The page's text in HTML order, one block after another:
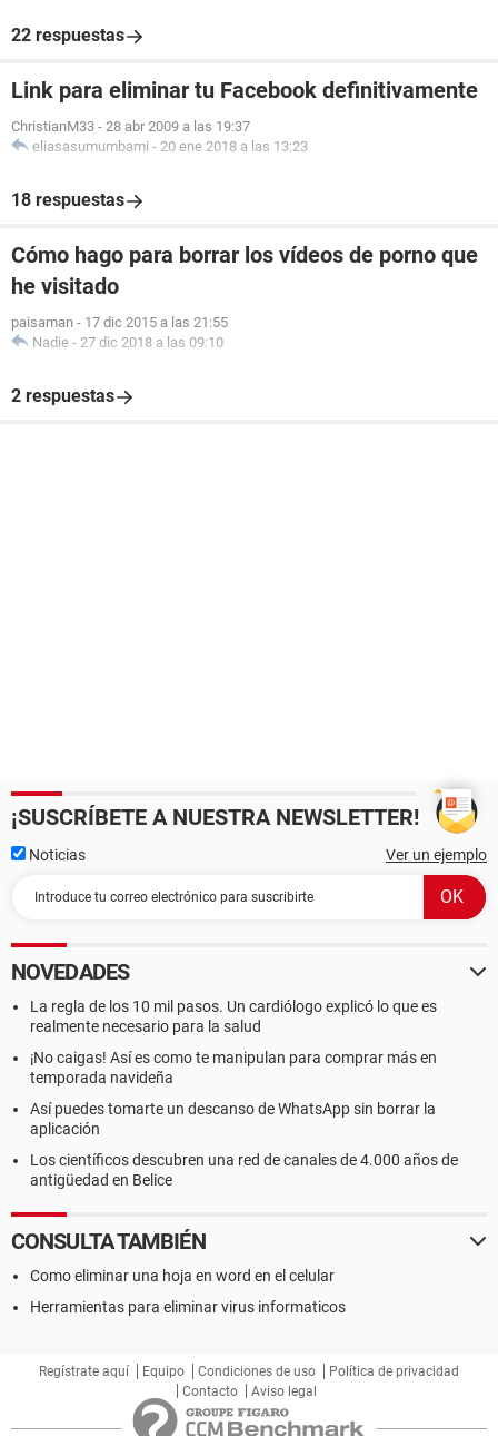
22 respuestas
Link para eliminar tu Facebook definitivamente
ChristianM33 - 28 abr 2009 a las 19:37
eliasasumumbami - 20 ene 2018 a las 13:23
18 respuestas
Cómo hago para borrar los vídeos de porno que
he visitado
paisaman - 17 dic 2015 a las 21:55
Nadie - 27 dic 2018 a las 09:10
2 respuestas
¡SUSCRÍBETE A NUESTRA NEWSLETTER!
Noticias Ver un ejemplo
NOVEDADES
La regla de los 10 mil pasos. Un cardiólogo explicó lo que es
realmente necesario para la salud
¡No caigas! Así es como te manipulan para comprar más en
temporada navideña
Así puedes tomarte un descanso de WhatsApp sin borrar la
aplicación
Los científicos descubren una red de canales de 4.000 años de
antigüedad en Belice
CONSULTA TAMBIÉN
Como eliminar una hoja en word en el celular
Herramientas para eliminar virus informaticos
Regístrate aquí Equipo Condiciones de uso
Política de privacidad
Contacto
Aviso legal